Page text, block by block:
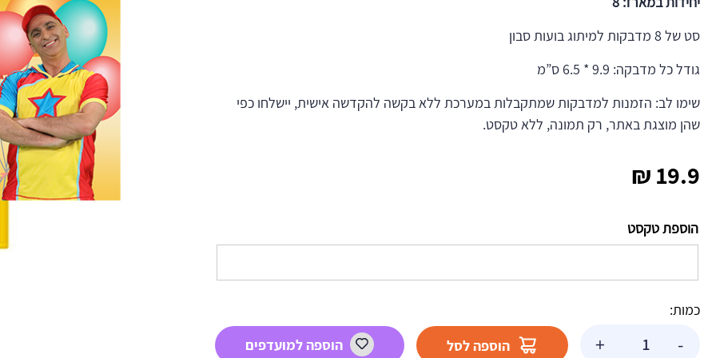
סט של 8 מדבקות למיתוג בועות סבון
גודל כל מדבקה: 9.9 * 6.5 ס”מ
שימו לב: הזמנות למדבקות שמתקבלות במערכת ללא בקשה להקדשה אישית, יישלחו כפי
שהן מוצגת באתר, רק תמונה, ללא טקסט.
19.9
₪
הוספת טקסט
כמות:
-
של
+ הוספה לסל הוספה למועדפים